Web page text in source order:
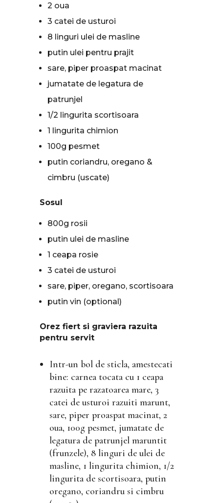
2 oua
3 catei de usturoi
8 linguri ulei de masline
putin ulei pentru prajit
sare, piper proaspat macinat
jumatate de legatura de
patrunjel
1/2 lingurita scortisoara
1 lingurita chimion
100g pesmet
putin coriandru, oregano &
cimbru (uscate)
Sosul
800g rosii
putin ulei de masline
1 ceapa rosie
3 catei de usturoi
sare, piper, oregano, scortisoara
putin vin (optional)
Orez fiert si graviera razuita
pentru servit
Intr-un bol de sticla, amestecati
bine: carnea tocata cu 1 ceapa
razuita pe razatoarea mare, 3
catei de usturoi razuiti marunt,
sare, piper proaspat macinat, 2
oua, 100g pesmet, jumatate de
legatura de patrunjel maruntit
(frunzele), 8 linguri de ulei de
masline, 1 lingurita chimion, 1/2
lingurita de scortisoara, putin
oregano, coriandru si cimbru